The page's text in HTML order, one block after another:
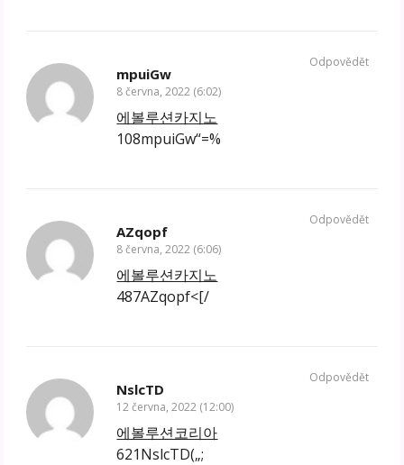
mpuiGw
8 června, 2022 (6:02)
에볼루션카지노
108mpuiGw“=%
Odpovědět
AZqopf
8 června, 2022 (6:06)
에볼루션카지노
487AZqopf<[/
Odpovědět
NslcTD
12 června, 2022 (12:00)
에볼루션코리아
621NslcTD(„;
Odpovědět